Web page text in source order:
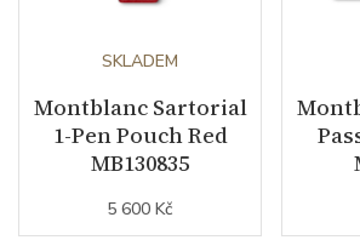
SKLADEM
Montblanc Sartorial
1-Pen Pouch Red
MB130835
5 600 Kč